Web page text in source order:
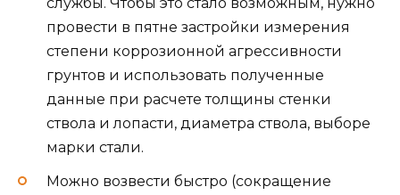
провести в пятне застройки измерения
степени коррозионной агрессивности
грунтов и использовать полученные
данные при расчете толщины стенки
ствола и лопасти, диаметра ствола, выборе
марки стали.
Можно возвести быстро (сокращение